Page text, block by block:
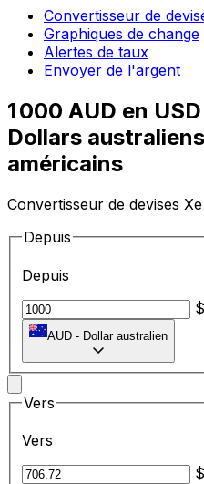
Convertisseur de
Graphiques de change
Alertes de taux
Envoyer de l'argent
1 000 AUD en
Dollars
américains
Convertisseur de devises Xe
Depuis
Depuis
$
AUD - Dollar australien
Vers
Vers
$